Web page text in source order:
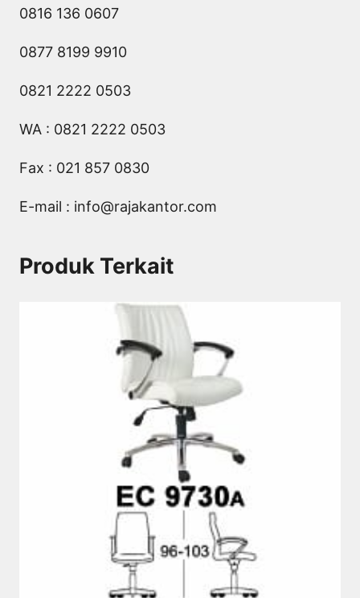
0816 136 0607
0877 8199 9910
0821 2222 0503
WA : 0821 2222 0503
Fax : 021 857 0830
E-mail : info@rajakantor.com
Produk Terkait